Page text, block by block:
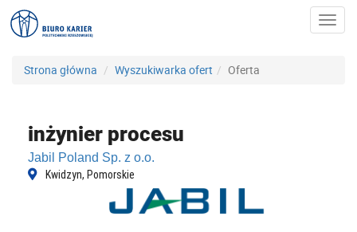
Strona główna Wyszukiwarka ofert Oferta
inżynier procesu
Jabil Poland Sp. z o.o.
Kwidzyn, Pomorskie